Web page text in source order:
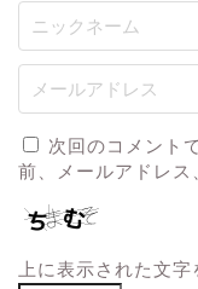
次回のコメント
前、メールアドレス
上に表示された文